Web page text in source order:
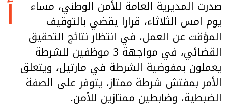
أ صدرت المديرية العامة للأمن الوطني، مساء
يوم امس الثلاثاء، قرارا يقضي بالتوقيف
المؤقت عن العمل، في انتظار نتائج التحقيق
القضائي، في مواجهة 3 موظفين للشرطة
يعملون بمفوضية الشرطة في مارتيل، ويتعلق
الأمر بمفتش شرطة ممتاز، يتوفر على الصفة
الضبطية، وضابطين ممتازين للأمن.